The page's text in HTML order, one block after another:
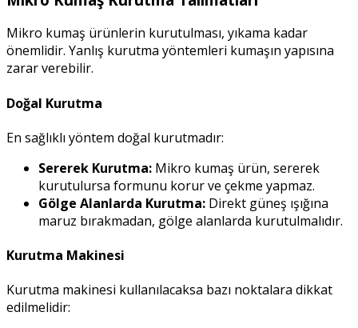
Mikro kumaş ürünlerin kurutulması, yıkama kadar
önemlidir. Yanlış kurutma yöntemleri kumaşın yapısına
zarar verebilir.
Doğal Kurutma
En sağlıklı yöntem doğal kurutmadır:
Sererek Kurutma: Mikro kumaş ürün, sererek
kurutulursa formunu korur ve çekme yapmaz.
Gölge Alanlarda Kurutma: Direkt güneş ışığına
maruz bırakmadan, gölge alanlarda kurutulmalıdır.
Kurutma Makinesi
Kurutma makinesi kullanılacaksa bazı noktalara dikkat
edilmelidir: